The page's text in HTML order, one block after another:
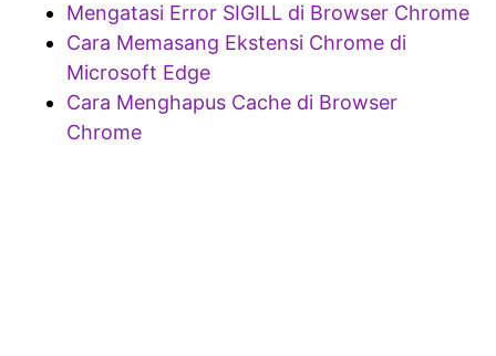
Mengatasi Error SIGILL di Browser Chrome
Cara Memasang Ekstensi Chrome di
Microsoft Edge
Cara Menghapus Cache di Browser
Chrome